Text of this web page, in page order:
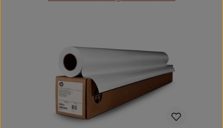
Dank der schnellen Trocknungszeit sind die
Drucke einfach zu handhaben – und Sie können
schnell mit der Laminierung beginnen.Gewinnen
Sie Foto-Vielseitigkeit und
RecyclingfähigkeitGewinnen Sie Vielseitigkeit mit
diesem alltäglichen Fotopapier – von
Präsentationen über Displays bis hin zu
Fotovergrößerungen – und erzielen Sie eine
konsistente, beeindruckende Fotobildqualität.